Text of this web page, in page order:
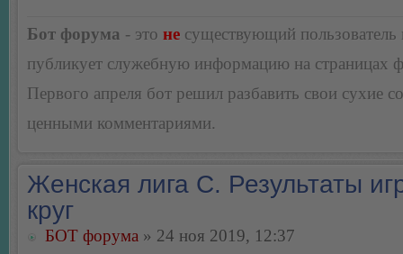
Бот форума - это не существующий пользователь
публикует служебную информацию на страницах
Первого апреля бот решил разбавить свои сухие
ценными комментариями.
Женская лига С. Результаты
круг
БОТ форума » 24 ноя 2019, 12:37